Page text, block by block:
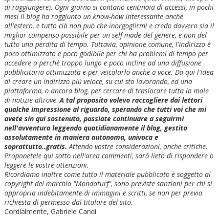
di raggiungere). Ogni giorno si contano centinaia di accessi, in pochi
mesi il blog ha raggiunto un know-how interessante anche
all'estero, e tutto ciò non può che inorgoglirmi e credo davvero sia il
miglior compenso possibile per un self-made del genere, e non del
tutto una perdita di tempo. Tuttavia, opinione comune, l'indirizzo è
poco ottimizzato e poco godibile per chi ha problemi di tempo per
accedere o perchè troppo lungo e poco incline ad una diffusione
pubblicitaria ottimizzata e per veicolarlo anche a voce. Da qui l'idea
di creare un indirizzo più veloce, su cui sto lavorando, ed una
piattaforma, o ancora blog, per cercare di traslocare tutta la mole
di notizie altrove.A tal proposito volevo raccogliere dai lettori
qualche impressione al riguardo, sperando che tutti voi che mi
avete sin qui sostenuto, possiate continuare a seguirmi
nell'avventura leggendo quotidianamente il blog, gestito
assolutamente in maniera autonoma, univoca e
soprattutto..gratis. Attendo vostre considerazioni, anche critiche.
Proponetele qui sotto nell'area commenti, sarò lieto di rispondere o
leggere le vostre attenzioni.
Ricordiamo inoltre come tutto il materiale pubblicato è soggetto al
copyright del marchio "Mondoturf", sono previste sanzioni per chi si
appropria indebitamente di immagini e scritti, se non per previa
richiesta di permesso dal titolare del sito.
Cordialmente, Gabriele Candi